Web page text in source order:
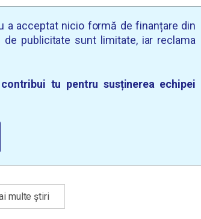
a acceptat nicio formă de finanțare din
de publicitate sunt limitate, iar reclama
tu pentru susținerea echipei
multe știri